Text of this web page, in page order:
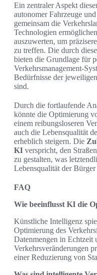
Ein zentraler Aspekt
autonomer Fahrzeuge
gemeinsam die
Technologien
auszuwerten, um
zu treffen. Die durch
bieten die Grundlage für
Verkehrsmanagement-
Bedürfnisse der
sind.
Durch die fortlaufende
könnte die Optimierung
einem reibungsloseren
auch die Lebensqualität
erheblich steigern. Die
KI verspricht, den
zu gestalten, was
Lebensqualität der
FAQ
Wie beeinflusst KI die
Künstliche Intelligenz
Optimierung des
Datenmengen in Echtzeit
Verkehrsveränderungen
einer Reduzierung von